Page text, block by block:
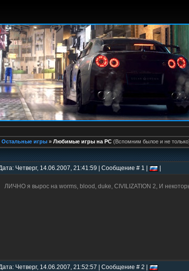
Остальные игры » Любимые игры на PC (Вспомним былое и не
Четверг, 14.06.2007, 21:41:59 | Сообщение # 1 |
ЛИЧНО я вырос на worms, blood, duke, CIVILIZATION 2, И
Четверг, 14.06.2007, 21:52:57 | Сообщение # 2 |